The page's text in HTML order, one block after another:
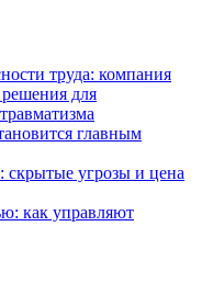
труда: компания
для
главным
скрытые угрозы и цена
как управляют